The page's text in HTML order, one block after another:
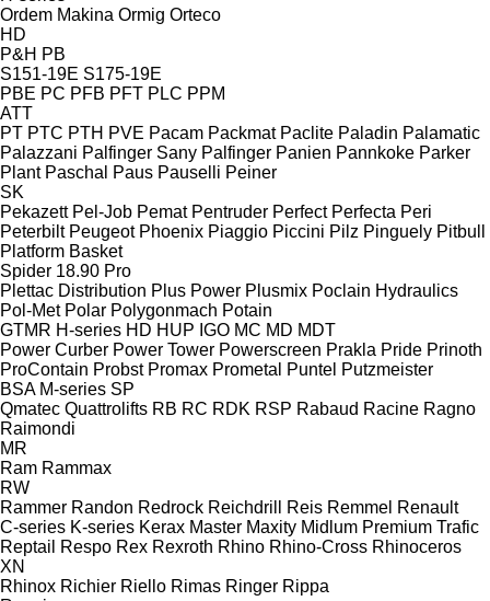
Ordem Makina Ormig Orteco
HD
P&H PB
S151-19E S175-19E
PBE PC PFB PFT PLC PPM
ATT
PT PTC PTH PVE Pacam Packmat Paclite Paladin Palamatic
Palazzani Palfinger Sany Palfinger Panien Pannkoke Parker
Plant Paschal Paus Pauselli Peiner
SK
Pekazett Pel-Job Pemat Pentruder Perfect Perfecta Peri
Peterbilt Peugeot Phoenix Piaggio Piccini Pilz Pinguely Pitbull
Platform Basket
Spider 18.90 Pro
Plettac Distribution Plus Power Plusmix Poclain Hydraulics
Pol-Met Polar Polygonmach Potain
GTMR H-series HD HUP IGO MC MD MDT
Power Curber Power Tower Powerscreen Prakla Pride Prinoth
ProContain Probst Promax Prometal Puntel Putzmeister
BSA M-series SP
Qmatec Quattrolifts RB RC RDK RSP Rabaud Racine Ragno
Raimondi
MR
Ram Rammax
RW
Rammer Randon Redrock Reichdrill Reis Remmel Renault
C-series K-series Kerax Master Maxity Midlum Premium Trafic
Reptail
Respo Rex Rexroth Rhino Rhino-Cross Rhinoceros
XN
Rhinox Richier Riello Rimas Ringer Rippa